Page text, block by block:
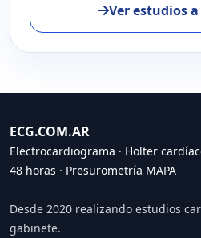
Ver estudios
ECG.COM.AR
Electrocardiograma · Holter
48 horas · Presurometría MAPA
Desde 2020 realizando estudios
gabinete.